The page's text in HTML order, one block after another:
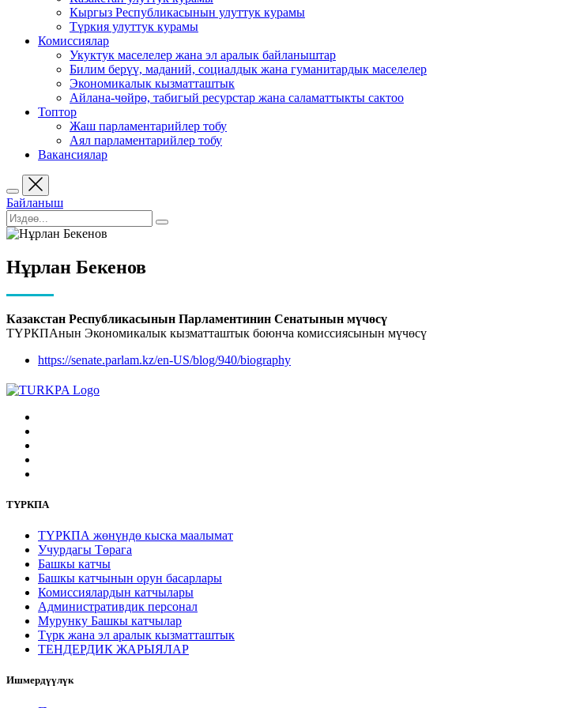
Кыргыз Республикасынын улуттук курамы
Түркия улуттук курамы
Комиссиялар
Укуктук маселелер жана эл аралык байланыштар
Билим берүү, маданий, социалдык жана гуманитардык маселелер
Экономикалык кызматташтык
Айлана-чөйрө, табигый ресурстар жана саламаттыкты сактоо
Топтор
Жаш парламентарийлер тобу
Аял парламентарийлер тобу
Вакансиялар
Байланыш
Нұрлан Бекенов
Казакстан Республикасынын Парламентинин Сенатынын мүчөсү
ТҮРКПАнын Экономикалык кызматташтык боюнча комиссиясынын мүчөсү
https://senate.parlam.kz/en-US/blog/940/biography
ТҮРКПА
ТҮРКПА жөнүндө кыска маалымат
Учурдагы Төрага
Башкы катчы
Башкы катчынын орун басарлары
Комиссиялардын катчылары
Административдик персонал
Мурунку Башкы катчылар
Түрк жана эл аралык кызматташтык
ТЕНДЕРДИК ЖАРЫЯЛАР
Ишмердүүлүк